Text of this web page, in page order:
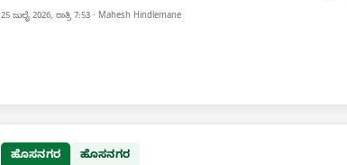
25 ಜುಲೈ 2026, ರಾತ್ರಿ 7:53 · Mahesh Hindlemane
ಹೊಸನಗರ ಹೊಸನಗರ